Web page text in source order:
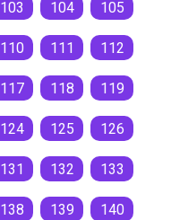
103 104 105
110 111 112
117 118 119
124 125 126
131 132 133
138 139 140